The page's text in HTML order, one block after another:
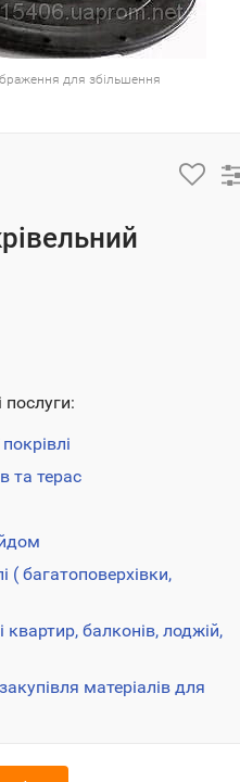
для збільшення
послуги:
та терас
( багатоповерхівки,
квартир, балконів, лоджій,
матеріалів для